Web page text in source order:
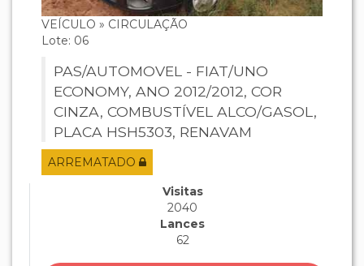
VEÍCULO » CIRCULAÇÃO
Lote: 06
PAS/AUTOMOVEL - FIAT/UNO
ECONOMY, ANO 2012/2012, COR
CINZA, COMBUSTÍVEL ALCO/GASOL,
PLACA HSH5303, RENAVAM
459516663, CHASSI
9BD195173C0314515, MOTOR
327A0110746440.
ARREMATADO
Visitas
2040
Lances
62